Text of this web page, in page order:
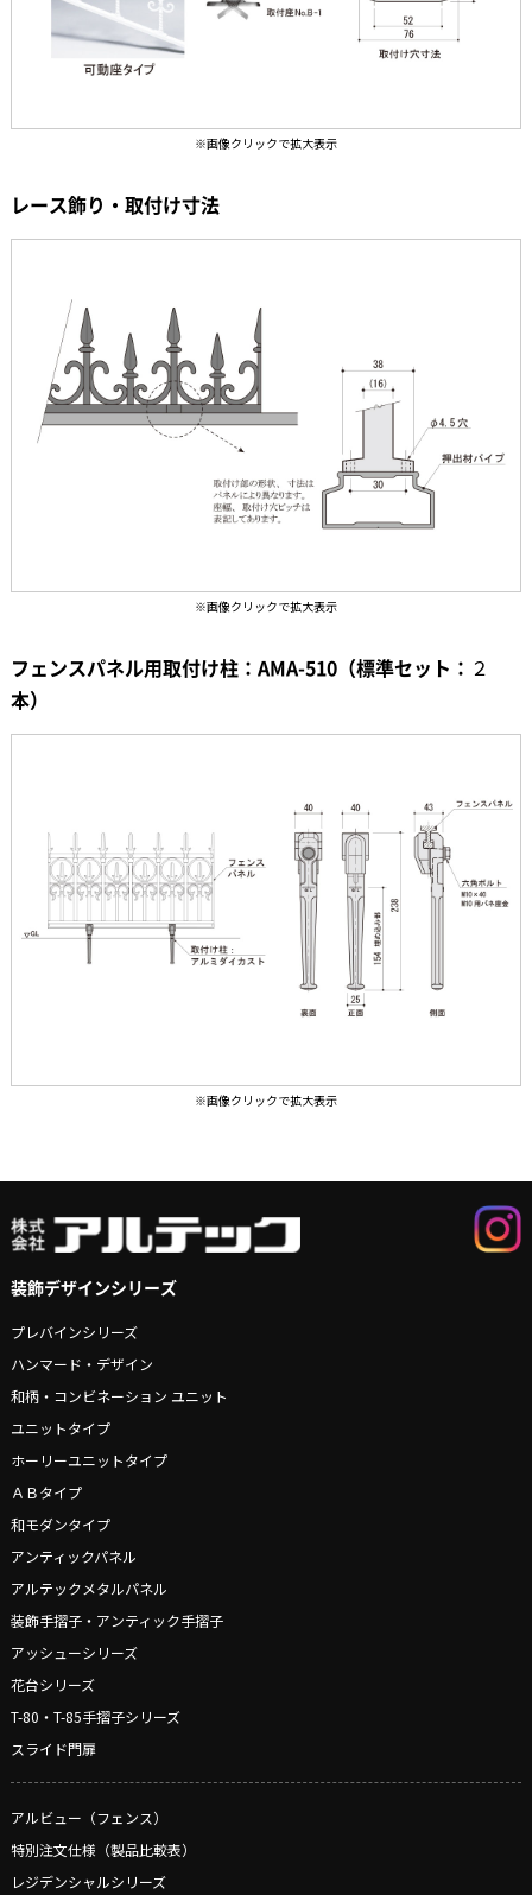
レース飾り・取付け寸法
フェンスパネル用取付け柱：AMA-510（標準セット：２
本）
装飾デザインシリーズ
プレバインシリーズ
ハンマード・デザイン
和柄・コンビネーション ユニット
ユニットタイプ
ホーリーユニットタイプ
ＡＢタイプ
和モダンタイプ
アンティックパネル
アルテックメタルパネル
装飾手摺子・アンティック手摺子
アッシューシリーズ
花台シリーズ
T-80・T-85手摺子シリーズ
スライド門扉
アルビュー（フェンス）
特別注文仕様（製品比較表）
レジデンシャルシリーズ